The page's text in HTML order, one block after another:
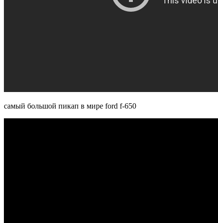
самый большой пикап в мире ford f-650